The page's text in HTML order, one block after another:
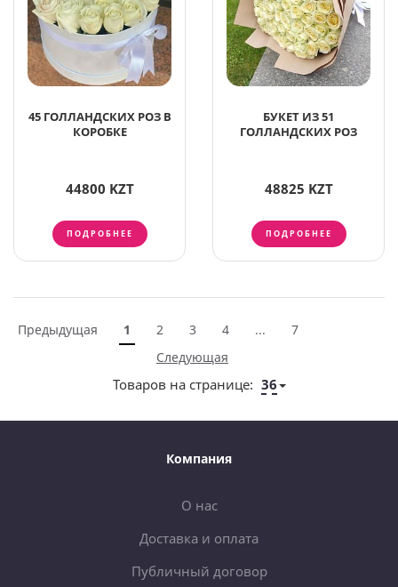
45 ГОЛЛАНДСКИХ РОЗ В
КОРОБКЕ
44800 KZT
ПОДРОБНЕЕ
БУКЕТ ИЗ 51
ГОЛЛАНДСКИХ РОЗ
48825 KZT
ПОДРОБНЕЕ
Предыдущая 1 2 3 4 ...
7
Следующая
Товаров на странице: 36
Компания
О нас
Доставка и оплата
Публичный договор